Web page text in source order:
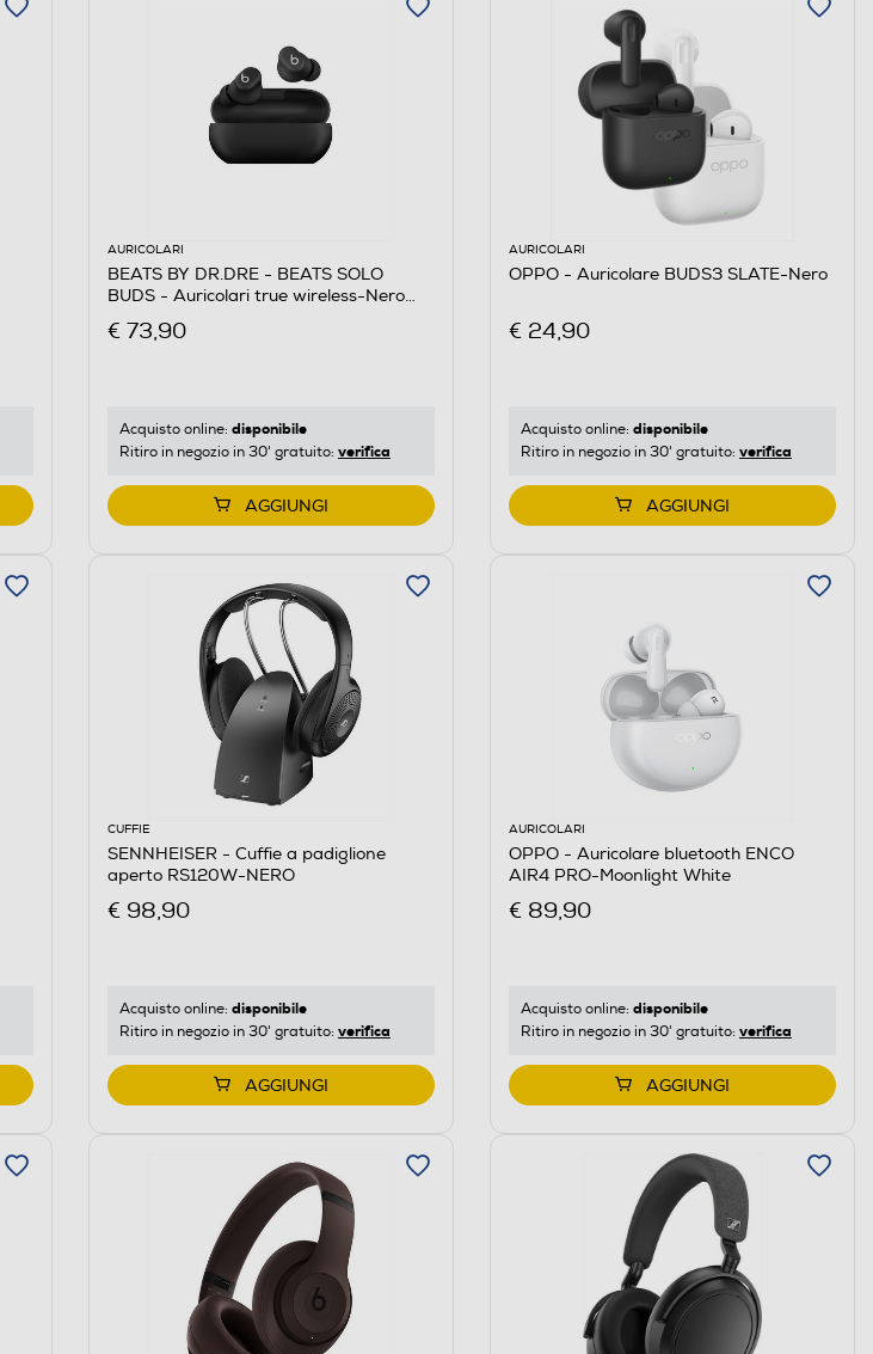
AURICOLARI
BEATS BY DR.DRE - BEATS SOLO
BUDS - Auricolari true wireless-Nero
€ 73,90
Acquisto online: disponibile
Ritiro in negozio in 30' gratuito: verifica
AGGIUNGI
AURICOLARI
OPPO - Auricolare BUDS3 SLATE-Nero
€ 24,90
Acquisto online: disponibile
Ritiro in negozio in 30' gratuito: verifica
AGGIUNGI
CUFFIE
SENNHEISER - Cuffie a padiglione
aperto RS120W-NERO
€ 98,90
Acquisto online: disponibile
Ritiro in negozio in 30' gratuito: verifica
AGGIUNGI
AURICOLARI
OPPO - Auricolare bluetooth ENCO
AIR4 PRO-Moonlight White
€ 89,90
Acquisto online: disponibile
Ritiro in negozio in 30' gratuito: verifica
AGGIUNGI